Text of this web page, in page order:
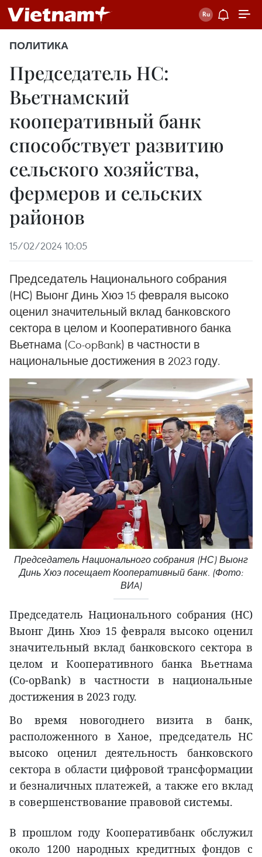
ПОЛИТИКА
Председатель НС:
Вьетнамский
кооперативный банк
способствует развитию
сельского хозяйства,
фермеров и сельских
районов
15/02/2024 10:05
Председатель Национального собрания
(НС) Выонг Динь Хюэ 15 февраля высоко
оценил значительный вклад банковского
сектора в целом и Кооперативного банка
Вьетнама (Co-opBank) в частности в
национальные достижения в 2023 году.
Председатель Национального собрания (НС) Выонг
Динь Хюэ посещает Кооперативный банк. (Фото:
ВИA)
Председатель Национального собрания (НС)
Выонг Динь Хюэ 15 февраля высоко оценил
значительный вклад банковского сектора в
целом и Кооперативного банка Вьетнама
(Co-opBank) в частности в национальные
достижения в 2023 году.
Во время новогоднего визита в банк,
расположенного в Ханое, председатель НС
высоко оценил деятельность банковского
сектора в области цифровой трансформации
и безналичных платежей, а также его вклад
в совершенствование правовой системы.
В прошлом году Кооперативбанк обслужил
около 1200 народных кредитных фондов с